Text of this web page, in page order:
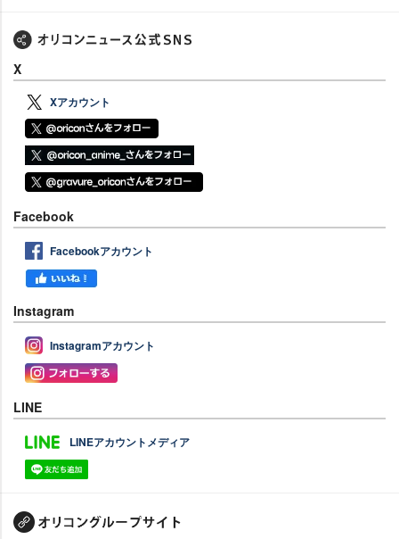
X
Xアカウント
Facebook
Facebookアカウント
Instagram
Instagramアカウント
LINE
LINEアカウントメディア